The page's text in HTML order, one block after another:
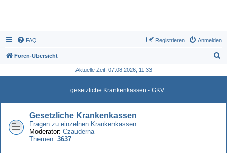
FAQ Anmelden
Registrieren
Foren-Übersicht
e
Aktuelle Zeit: 07.08.2026, 11:33
gesetzliche Krankenkassen - GKV
Gesetzliche Krankenkassen
Fragen zu einzelnen Krankenkassen
Moderator: Czauderna
Themen: 3637